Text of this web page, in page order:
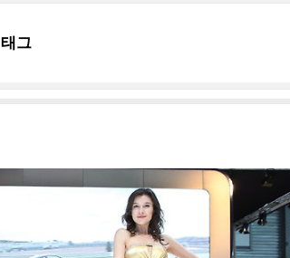
태그